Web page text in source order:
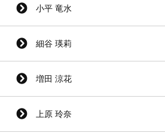
小平 竜水
細谷 瑛莉
増田 涼花
上原 玲奈